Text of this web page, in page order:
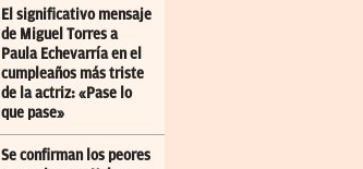
El significativo mensaje
de Miguel Torres a
Paula Echevarría en el
cumpleaños más triste
de la actriz: «Pase lo
que pase»
Se confirman los peores